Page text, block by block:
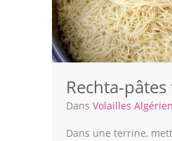
Rechta-
Dans Volailles
Dans une terrine,